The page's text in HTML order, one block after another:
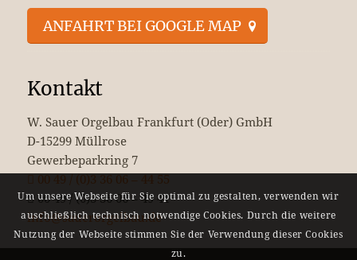
ANFAHRT BEI GOOGLE MAP
Kontakt
W. Sauer Orgelbau Frankfurt (Oder) GmbH
D-15299 Müllrose
Gewerbeparkring 7
00 49 / (0)3 36 06 – 44 55
00 49 / (0)3 36 06 – 49 41
info@sauerorgelbau.de
Um unsere Webseite für Sie optimal zu gestalten, verwenden wir
auschließlich technisch notwendige Cookies. Durch die weitere
Nutzung der Webseite stimmen Sie der Verwendung dieser Cookies
zu.